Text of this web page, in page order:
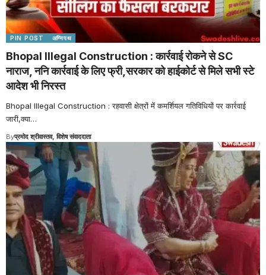
PIN POST अग्निपथ
Bhopal Illegal Construction : कार्रवाई रोकने से SC
नाराज, ननि कार्रवाई के लिए फ्री,सरकार को हाईकोर्ट से मिले सभी स्टे
आदेश भी निरस्त
Bhopal Illegal Construction : रहवासी क्षेत्रों में कमर्शियल गतिविधियों पर कार्रवाई
जारी,क्या…
Byप्रमोद श्रीवास्तव, विशेष संवाददाता